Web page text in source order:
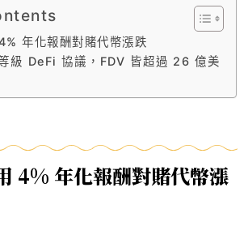
年化報酬對賭代幣漲跌
級 DeFi 協議，FDV 皆超過 26 億美
4% 年化報酬對賭代幣漲